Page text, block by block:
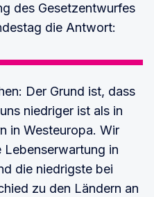
des Gesetzentwurfes
die Antwort:
Der Grund ist, dass
niedriger ist als in
in Westeuropa. Wir
in
die niedrigste bei
zu den Ländern an